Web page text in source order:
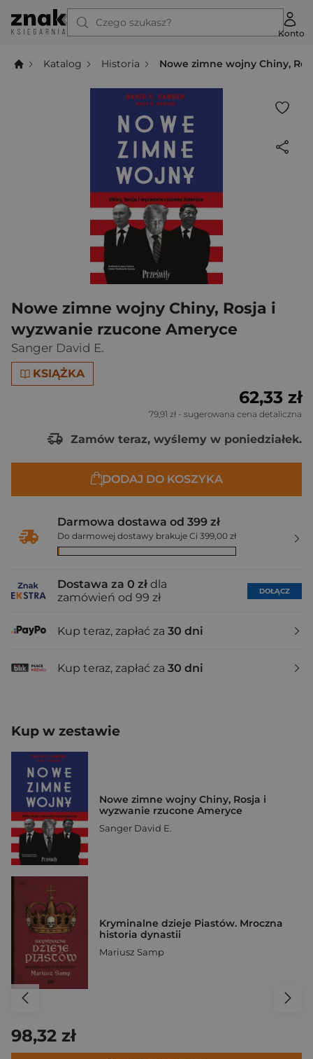
Czego szukasz?
Konto
Katalog Historia Nowe zimne wojny Chiny,
Nowe zimne wojny Chiny, Rosja i
wyzwanie rzucone Ameryce
Sanger David E.
KSIĄŻKA
62,33 zł
79,91 zł - sugerowana cena detaliczna
Zamów teraz, wyślemy w poniedziałek.
DODAJ DO KOSZYKA
Darmowa dostawa od 399 zł
Do darmowej dostawy brakuje Ci 399,00 zł
Dostawa za 0 zł dla
zamówień od 99 zł
DOŁĄCZ
Kup teraz, zapłać za 30 dni
Kup teraz, zapłać za 30 dni
Kup w zestawie
Nowe zimne wojny Chiny, Rosja i
wyzwanie rzucone Ameryce
Sanger David E.
Kryminalne dzieje Piastów. Mroczna
historia dynastii
Mariusz Samp
98,32 zł